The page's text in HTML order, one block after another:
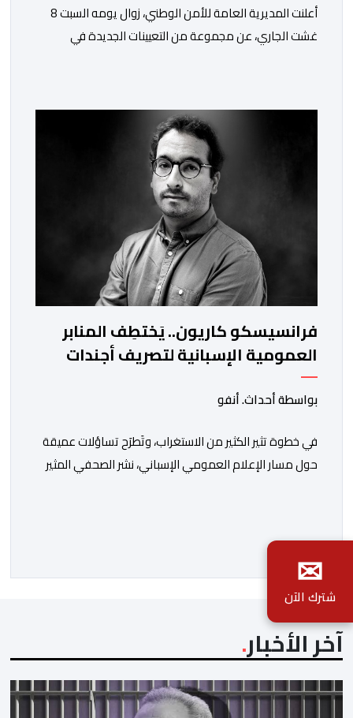
أعلنت المديرية العامة للأمن الوطني، زوال يومه السبت 8
غشت الجاري، عن مجموعة من التعيينات الجديدة في
والعيون والدار البيضاء وبني ملال وابن جرير وطنجة وأصيلة،
وذلك في إطار دينامية داخلية تهدف لضخ دماء جديدة
والاستعانة بكفاءات أمنية شابة ومتمرسة، […]
فرانسيسكو كاريون.. يَختطِف المنابر
العمومية الإسبانية لتصريف أجندات
معادية للمغرب
بواسطة أحداث. أنفو
في خطوة تثير الكثير من الاستغراب، وتَطرَح تساؤلات عميقة
حول مسار الإعلام العمومي الإسباني، نشر الصحفي المثير
بين غياب محمد السادس، شائعات الانتقال والاضطرابات
الاجتماعية”، يُمثِّل خروجاً غير مألوف عن الخط التحريري
المعتاد […]
آخر الأخبار
✉
شترك الآن